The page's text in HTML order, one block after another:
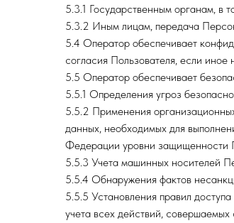
5.3.1 Государственным органам, в
5.3.2 Иным лицам, передача
5.4 Оператор обеспечивает
согласия Пользователя, если
5.5 Оператор обеспечивает
5.5.1 Определения угроз
5.5.2 Применения
данных, необходимых для
Федерации уровни защищенности
5.5.3 Учета машинных носителей
5.5.4 Обнаружения фактов
5.5.5 Установления правил
учета всех действий,